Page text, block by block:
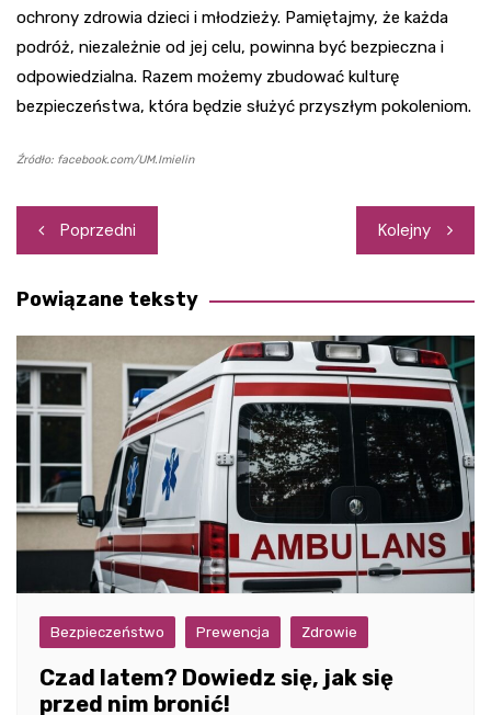
ochrony zdrowia dzieci i młodzieży. Pamiętajmy, że każda
podróż, niezależnie od jej celu, powinna być bezpieczna i
odpowiedzialna. Razem możemy zbudować kulturę
bezpieczeństwa, która będzie służyć przyszłym pokoleniom.
Źródło: facebook.com/UM.Imielin
Nawigacja
wpisu
Poprzedni Kolejny
Powiązane teksty
Bezpieczeństwo Prewencja Zdrowie
Czad latem? Dowiedz się, jak się
przed nim bronić!